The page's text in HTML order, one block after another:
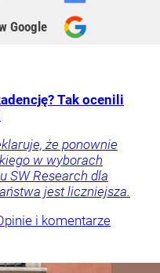
Google
Tak ocenili
że ponownie
w wyborach
SW Research dla
jest liczniejsza.
i komentarze